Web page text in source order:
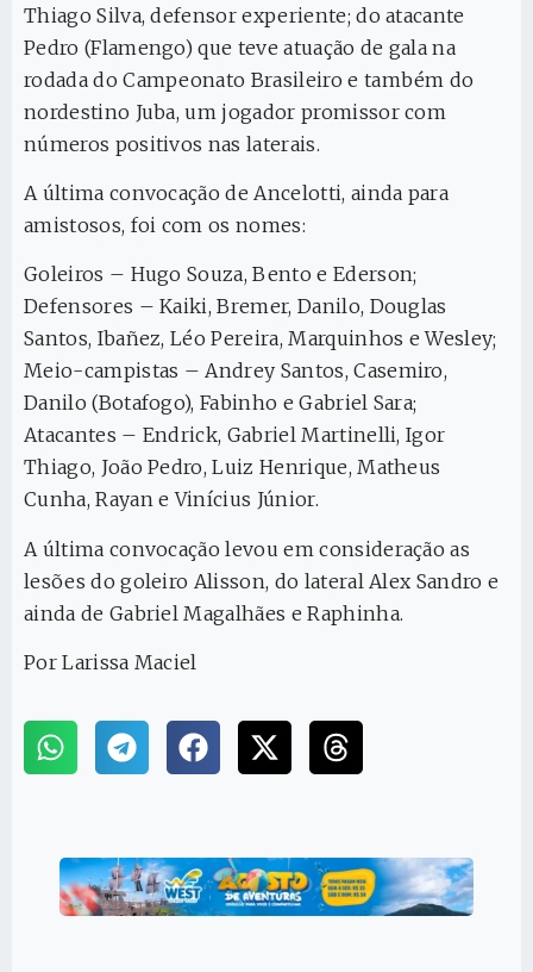
Thiago Silva, defensor experiente; do atacante
Pedro (Flamengo) que teve atuação de gala na
rodada do Campeonato Brasileiro e também do
nordestino Juba, um jogador promissor com
números positivos nas laterais.
A última convocação de Ancelotti, ainda para
amistosos, foi com os nomes:
Goleiros – Hugo Souza, Bento e Ederson;
Defensores – Kaiki, Bremer, Danilo, Douglas
Santos, Ibañez, Léo Pereira, Marquinhos e Wesley;
Meio-campistas – Andrey Santos, Casemiro,
Danilo (Botafogo), Fabinho e Gabriel Sara;
Atacantes – Endrick, Gabriel Martinelli, Igor
Thiago, João Pedro, Luiz Henrique, Matheus
Cunha, Rayan e Vinícius Júnior.
A última convocação levou em consideração as
lesões do goleiro Alisson, do lateral Alex Sandro e
ainda de Gabriel Magalhães e Raphinha.
Por Larissa Maciel